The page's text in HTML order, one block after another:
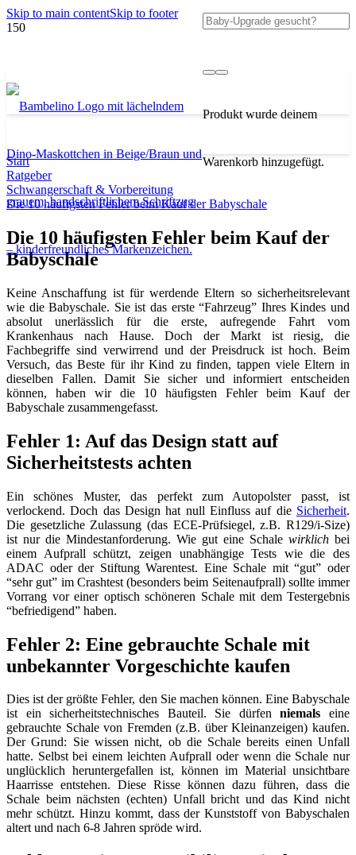
Skip to main contentSkip to footer
Produktwurde deinem
Warenkorb hinzugefügt.
Start
Ratgeber
Schwangerschaft & Vorbereitung
Die 10 häufigsten Fehler beim Kauf der Babyschale
Die 10 häufigsten Fehler beim Kauf der
Babyschale
Keine Anschaffung ist für werdende Eltern so sicherheitsrelevant
wie die Babyschale. Sie ist das erste “Fahrzeug” Ihres Kindes und
absolut unerlässlich für die erste, aufregende Fahrt vom
Krankenhaus nach Hause. Doch der Markt ist riesig, die
Fachbegriffe sind verwirrend und der Preisdruck ist hoch. Beim
Versuch, das Beste für ihr Kind zu finden, tappen viele Eltern in
dieselben Fallen. Damit Sie sicher und informiert entscheiden
können, haben wir die 10 häufigsten Fehler beim Kauf der
Babyschale zusammengefasst.
Fehler 1: Auf das Design statt auf
Sicherheitstests achten
Ein schönes Muster, das perfekt zum Autopolster passt, ist
verlockend. Doch das Design hat null Einfluss auf die Sicherheit.
Die gesetzliche Zulassung (das ECE-Prüfsiegel, z.B. R129/i-Size)
ist nur die Mindestanforderung. Wie gut eine Schale wirklich bei
einem Aufprall schützt, zeigen unabhängige Tests wie die des
ADAC oder der Stiftung Warentest. Eine Schale mit “gut” oder
“sehr gut” im Crashtest (besonders beim Seitenaufprall) sollte immer
Vorrang vor einer optisch schöneren Schale mit dem Testergebnis
“befriedigend” haben.
Fehler 2: Eine gebrauchte Schale mit
unbekannter Vorgeschichte kaufen
Dies ist der größte Fehler, den Sie machen können. Eine Babyschale
ist ein sicherheitstechnisches Bauteil. Sie dürfenniemals eine
gebrauchte Schale von Fremden (z.B. über Kleinanzeigen) kaufen.
Der Grund: Sie wissen nicht, ob die Schale bereits einen Unfall
hatte. Selbst bei einem leichten Aufprall oder wenn die Schale nur
unglücklich heruntergefallen ist, können im Material unsichtbare
Haarrisse entstehen. Diese Risse können dazu führen, dass die
Schale beim nächsten (echten) Unfall bricht und das Kind nicht
mehr schützt. Hinzu kommt, dass der Kunststoff von Babyschalen
altert und nach 6-8 Jahren spröde wird.